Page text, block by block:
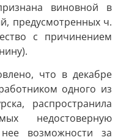
виновной в
предусмотренных ч.
с причинением
что в декабре
одного из
распространила
недостоверную
возможности за